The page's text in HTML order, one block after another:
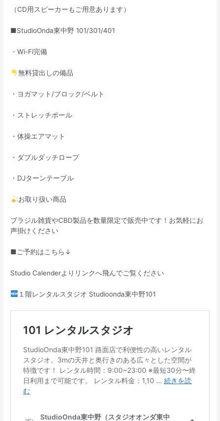
（CD用スピーカーもご用意あります）
■StudioOnda東中野 101/301/401
・Wi-Fi完備
無料貸出しの備品
・ヨガマット/ブロック/ベルト
・ストレッチポール
・体操エアマット
・ダブルダッチロープ
・DJターンテーブル
お取り扱い商品
ブラジル雑貨やCBD製品を数量限定で販売中です！お気軽にお
声掛けください
■ご予約はこちら↓
Studio Calenderよりリンクへ飛んでご覧ください
１階レンタルスタジオ Studioonda東中野101